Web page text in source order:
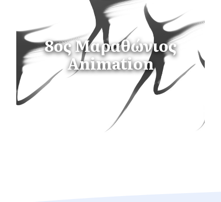
8ος Μαραθώνιος
Animation